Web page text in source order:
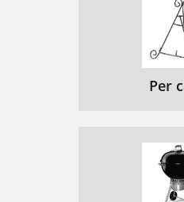
Per